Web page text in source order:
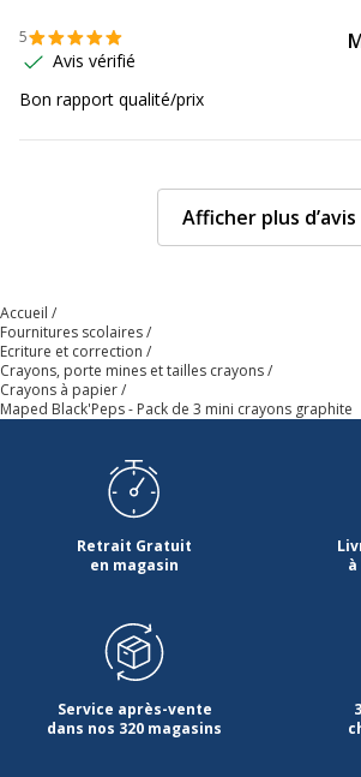
5
Avis vérifié
Bon rapport qualité/prix
Afficher plus d’avis
Accueil
Fournitures scolaires
Ecriture et correction
Crayons, porte mines et tailles crayons
Crayons à papier
Maped Black'Peps - Pack de 3 mini crayons graphite
Retrait Gratuit
en magasin
Service après-vente
dans nos 320 magasins